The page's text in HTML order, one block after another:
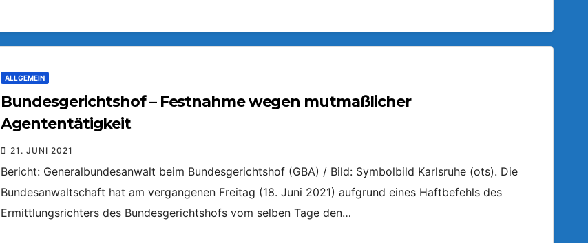
ALLGEMEIN
Bundesgerichtshof – Festnahme wegen mutmaßlicher
Agententätigkeit
21. JUNI 2021
Bericht: Generalbundesanwalt beim Bundesgerichtshof (GBA) / Bild: Symbolbild Karlsruhe (ots). Die
Bundesanwaltschaft hat am vergangenen Freitag (18. Juni 2021) aufgrund eines Haftbefehls des
Ermittlungsrichters des Bundesgerichtshofs vom selben Tage den…